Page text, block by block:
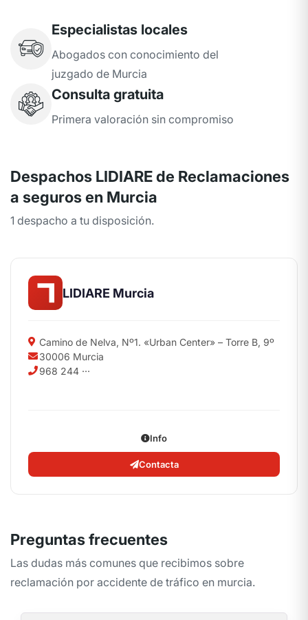
Especialistas locales
Abogados con conocimiento del
juzgado de Murcia
Consulta gratuita
Primera valoración sin compromiso
Despachos LIDIARE de Reclamaciones
a seguros en Murcia
1 despacho a tu disposición.
LIDIARE Murcia
Camino de Nelva, Nº1. «Urban Center» – Torre B, 9º
30006 Murcia
968 244 ···
Info
Contacta
Preguntas frecuentes
Las dudas más comunes que recibimos sobre
reclamación por accidente de tráfico en murcia.